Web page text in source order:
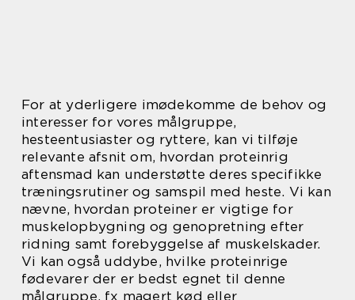
For at yderligere imødekomme de behov og
interesser for vores målgruppe,
hesteentusiaster og ryttere, kan vi tilføje
relevante afsnit om, hvordan proteinrig
aftensmad kan understøtte deres specifikke
træningsrutiner og samspil med heste. Vi kan
nævne, hvordan proteiner er vigtige for
muskelopbygning og genopretning efter
ridning samt forebyggelse af muskelskader.
Vi kan også uddybe, hvilke proteinrige
fødevarer der er bedst egnet til denne
målgruppe, fx magert kød eller